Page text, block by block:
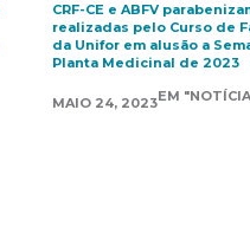
CRF-CE e ABFV
realizadas pelo Curso de
da Unifor em alusão a
Planta Medicinal de 2023
MAIO 24, 2023EM